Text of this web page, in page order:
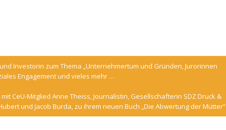
Investorin zum Thema „Unternehmertum und Gründen, Jurorinnen
Engagement und vieles mehr …
CeU-Mitglied Anne Theiss, Journalistin, Gesellschafterin SDZ Druck &
und Jacob Burda, zu ihrem neuen Buch „Die Abwertung der Mütter“